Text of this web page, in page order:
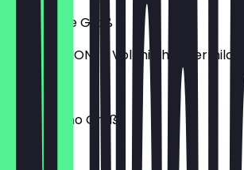
Caffè Latte Groß
MILCHOPTIONEN Vollmilch
4,90 €
Cappuccino Groß